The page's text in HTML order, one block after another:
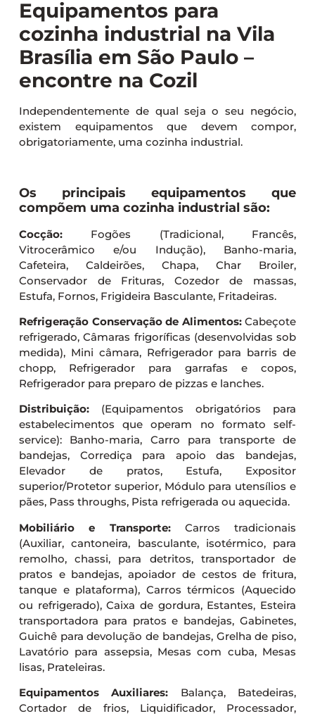
Equipamentos para
cozinha industrial na Vila
Brasília em São Paulo –
encontre na Cozil
Independentemente de qual seja o seu negócio,
existem equipamentos que devem compor,
obrigatoriamente, uma cozinha industrial.
Os principais equipamentos que
compõem uma cozinha industrial são:
Cocção: Fogões (Tradicional, Francês,
Vitrocerâmico e/ou Indução), Banho-maria,
Cafeteira, Caldeirões, Chapa, Char Broiler,
Conservador de Frituras, Cozedor de massas,
Estufa, Fornos, Frigideira Basculante, Fritadeiras.
Refrigeração Conservação de Alimentos:Cabeçote
refrigerado, Câmaras frigoríficas (desenvolvidas sob
medida), Mini câmara, Refrigerador para barris de
chopp, Refrigerador para garrafas e copos,
Refrigerador para preparo de pizzas e lanches.
Distribuição: (Equipamentos obrigatórios para
estabelecimentos que operam no formato self-
service): Banho-maria, Carro para transporte de
bandejas, Corrediça para apoio das bandejas,
Elevador de pratos, Estufa, Expositor
superior/Protetor superior, Módulo para utensílios e
pães, Pass throughs, Pista refrigerada ou aquecida.
Mobiliário e Transporte:Carros tradicionais
(Auxiliar, cantoneira, basculante, isotérmico, para
remolho, chassi, para detritos, transportador de
pratos e bandejas, apoiador de cestos de fritura,
tanque e plataforma), Carros térmicos (Aquecido
ou refrigerado), Caixa de gordura, Estantes, Esteira
transportadora para pratos e bandejas, Gabinetes,
Guichê para devolução de bandejas, Grelha de piso,
Lavatório para assepsia, Mesas com cuba, Mesas
lisas, Prateleiras.
Equipamentos Auxiliares: Balança, Batedeiras,
Cortador de frios, Liquidificador, Processador,